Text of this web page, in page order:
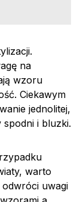
na
wzoru
Ciekawym
jednolitej,
i bluzki.
warto
uwagi